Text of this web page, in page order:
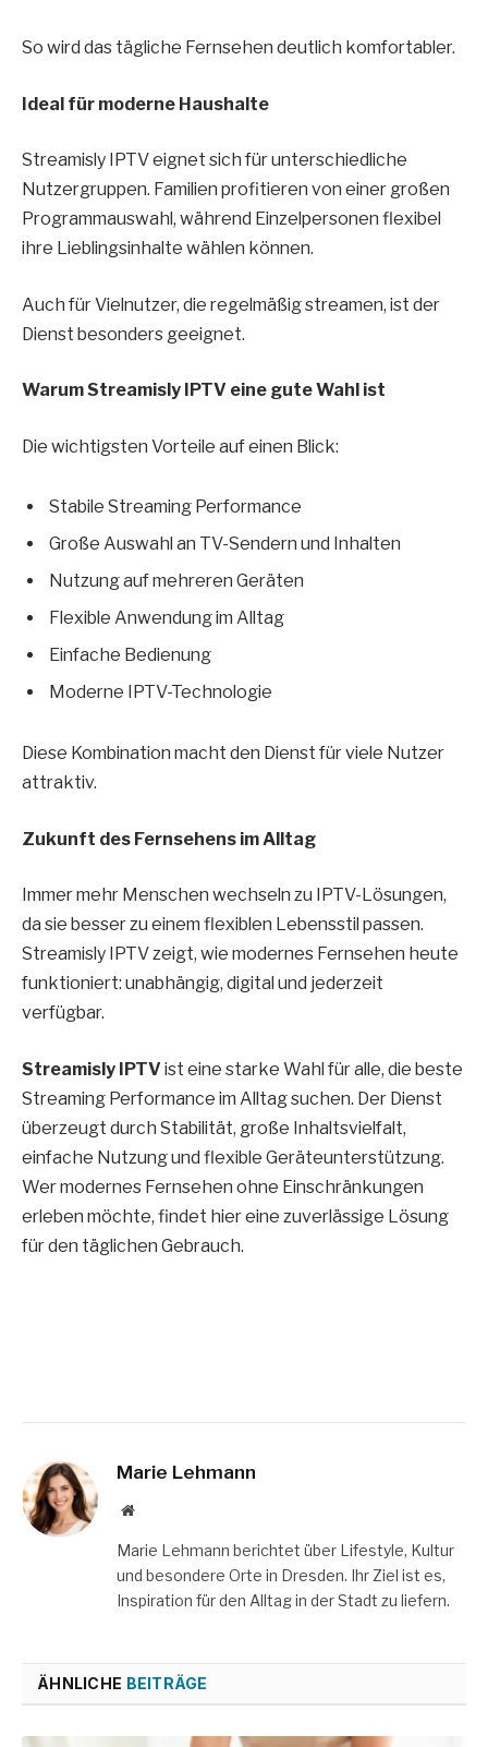
So wird das tägliche Fernsehen deutlich komfortabler.
Ideal für moderne Haushalte
Streamisly IPTV eignet sich für unterschiedliche
Nutzergruppen. Familien profitieren von einer großen
Programmauswahl, während Einzelpersonen flexibel
ihre Lieblingsinhalte wählen können.
Auch für Vielnutzer, die regelmäßig streamen, ist der
Dienst besonders geeignet.
Warum Streamisly IPTV eine gute Wahl ist
Die wichtigsten Vorteile auf einen Blick:
Stabile Streaming Performance
Große Auswahl an TV-Sendern und Inhalten
Nutzung auf mehreren Geräten
Flexible Anwendung im Alltag
Einfache Bedienung
Moderne IPTV-Technologie
Diese Kombination macht den Dienst für viele Nutzer
attraktiv.
Zukunft des Fernsehens im Alltag
Immer mehr Menschen wechseln zu IPTV-Lösungen,
da sie besser zu einem flexiblen Lebensstil passen.
Streamisly IPTV zeigt, wie modernes Fernsehen heute
funktioniert: unabhängig, digital und jederzeit
verfügbar.
Streamisly IPTV ist eine starke Wahl für alle, die beste
Streaming Performance im Alltag suchen. Der Dienst
überzeugt durch Stabilität, große Inhaltsvielfalt,
einfache Nutzung und flexible Geräteunterstützung.
Wer modernes Fernsehen ohne Einschränkungen
erleben möchte, findet hier eine zuverlässige Lösung
für den täglichen Gebrauch.
Marie Lehmann
Website
Marie Lehmann berichtet über Lifestyle, Kultur
und besondere Orte in Dresden. Ihr Ziel ist es,
Inspiration für den Alltag in der Stadt zu liefern.
ÄHNLICHE BEITRÄGE